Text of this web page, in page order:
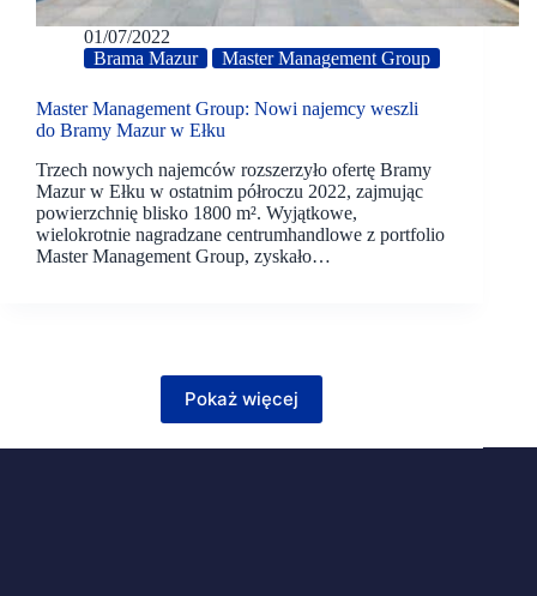
01/07/2022
Brama Mazur
Master Management Group
Master Management Group: Nowi najemcy weszli
do Bramy Mazur w Ełku
Trzech nowych najemców rozszerzyło ofertę Bramy
Mazur w Ełku w ostatnim półroczu 2022, zajmując
powierzchnię blisko 1800 m². Wyjątkowe,
wielokrotnie nagradzane centrumhandlowe z portfolio
Master Management Group, zyskało…
Pokaż więcej